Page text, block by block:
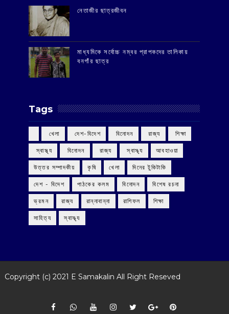
‌নেতাজীর ছাত্রজীবন
মাধ্যমিকে সর্বোচ্চ নম্বর প্রাপকদের তালিকায়
বনগাঁর ছাত্র
Tags
‌ খেলা ‌ দেশ-বিদেশ ‌ বিনোদন ‌ রাজ্য ‌ শিক্ষা
‌ স্বাস্থ্য ‌ বিনোদন ‌ রাজ্য ‌ স্বাস্থ্য আবহাওয়া
উত্তর সম্পাদকীয় কৃষি খেলা দিনের টুকিটাকি
দেশ - বিদেশ পাঠকের কলম বিনোদন বিশেষ রচনা
ভ্রমন রাজ্য রান্নাবান্না রাশিফল শিক্ষা
সাহিত্য স্বাস্থ্য
Copyright (c) 2021 E Samakalin All Right Reseved